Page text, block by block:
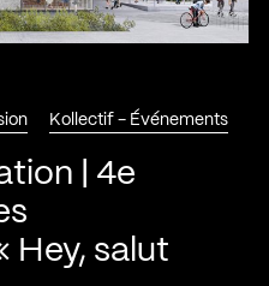
Kollectif - Événements
| 4e
Hey, salut